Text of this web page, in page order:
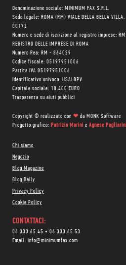
Denominazione sociale: MINIMUM FAX S.R.L.
Sede legale: ROMA (RM) VIALE DELLA BELLA
00172
Numero e sede di iscrizione al registro imprese:
REGISTRO DELLE IMPRESE DI ROMA
Numero Rea: RM - 864029
Codice fiscale: 05197951006
Partita IVA 05197951006
Identificativo univoco: USAL8PV
Capitale sociale: 10.400 EURO
Trasparenza su aiuti pubblici
Copyright © realizzato con ❤ da MONK Software
Progetto grafico: Patrizio Marini e Agnese Pagliarini
Chi siamo
Negozio
Blog Magazine
Blog Daily
Privacy Policy
Cookie Policy
CONTATTACI:
06 333.65.45 • 06 333.65.53
Email: info@minimumfax.com